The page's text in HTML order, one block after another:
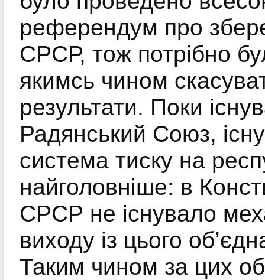
референдум про
СРСР, тож потрібно
якимсь чином
результати. Поки
Радянський Союз,
система тиску на
найголовніше: в
СРСР не існувало
виходу із цього
Таким чином за цих